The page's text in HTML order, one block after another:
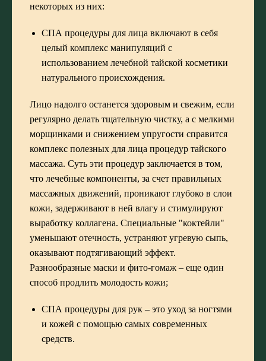
некоторых из них:
СПА процедуры для лица включают в себя
целый комплекс манипуляций с
использованием лечебной тайской косметики
натурального происхождения.
Лицо надолго останется здоровым и свежим, если
регулярно делать тщательную чистку, а с мелкими
морщинками и снижением упругости справится
комплекс полезных для лица процедур тайского
массажа. Суть эти процедур заключается в том,
что лечебные компоненты, за счет правильных
массажных движений, проникают глубоко в слои
кожи, задерживают в ней влагу и стимулируют
выработку коллагена. Специальные "коктейли"
уменьшают отечность, устраняют угревую сыпь,
оказывают подтягивающий эффект.
Разнообразные маски и фито-гомаж – еще один
способ продлить молодость кожи;
СПА процедуры для рук – это уход за ногтями
и кожей с помощью самых современных
средств.